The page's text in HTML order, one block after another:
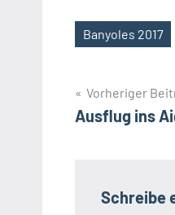
Schlagwörter
Banyoles 2017
Vorheriger
Ausflug ins
Schreibe